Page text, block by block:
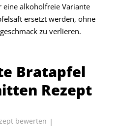
eine alkoholfreie Variante
ersetzt werden, ohne
zu verlieren.
Bratapfel
Rezept
bewerten |